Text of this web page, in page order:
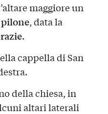
maggiore un
, data la
.
cappella di San
della chiesa, in
altari laterali